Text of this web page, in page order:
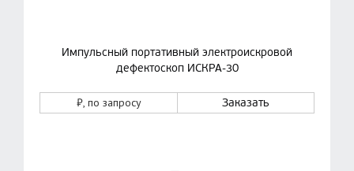
Импульсный портативный электроискровой
дефектоскоп ИСКРА-30
₽, по запросу Заказать